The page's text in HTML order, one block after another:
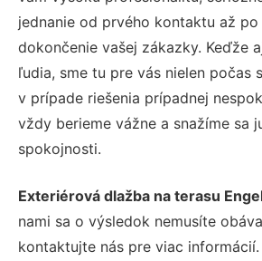
jednanie od prvého kontaktu až po
dokončenie vašej zákazky. Keďže
ľudia, sme tu pre vás nielen počas
v prípade riešenia prípadnej
vždy berieme vážne a snažíme sa
spokojnosti.
Exteriérová dlažba na terasu
nami sa o výsledok nemusíte
kontaktujte nás pre viac